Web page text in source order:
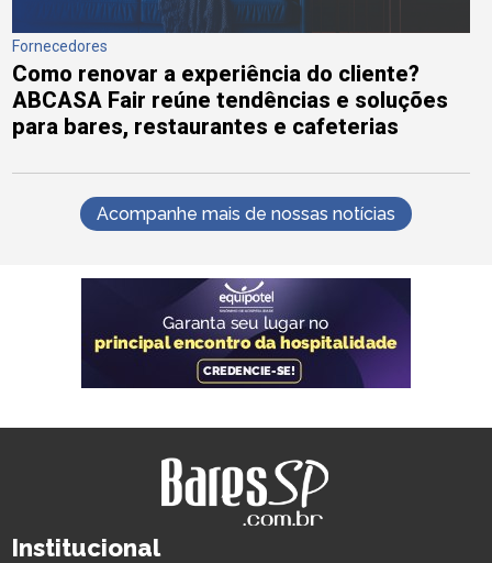
Fornecedores
Como renovar a experiência do cliente?
ABCASA Fair reúne tendências e soluções
para bares, restaurantes e cafeterias
Acompanhe mais de nossas notícias
Institucional